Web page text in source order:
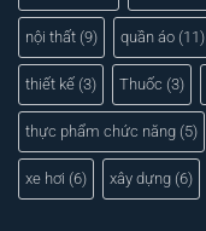
nội thất (9) quần áo (11)
thiết kế (3) Thuốc (3)
thực phẩm chức năng (5)
xe hơi (6) xây dựng (6)